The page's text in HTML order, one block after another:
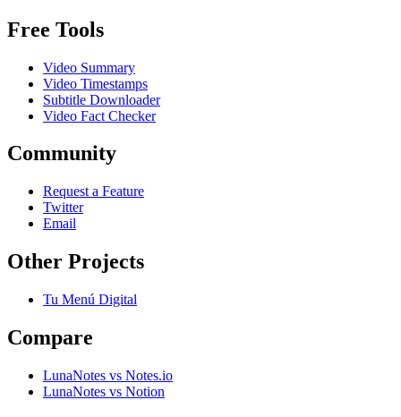
Free Tools
Video Summary
Video Timestamps
Subtitle Downloader
Video Fact Checker
Community
Request a Feature
Twitter
Email
Other Projects
Tu Menú Digital
Compare
LunaNotes vs Notes.io
LunaNotes vs Notion